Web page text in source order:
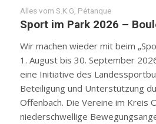
Alles vom S.K.G Pétanque
Sport im Park 2026 –
Wir machen wieder mit beim
1. August bis 30. September
eine Initiative des
Beteiligung und Unterstützung
Offenbach. Die Vereine im Kreis
niederschwellige